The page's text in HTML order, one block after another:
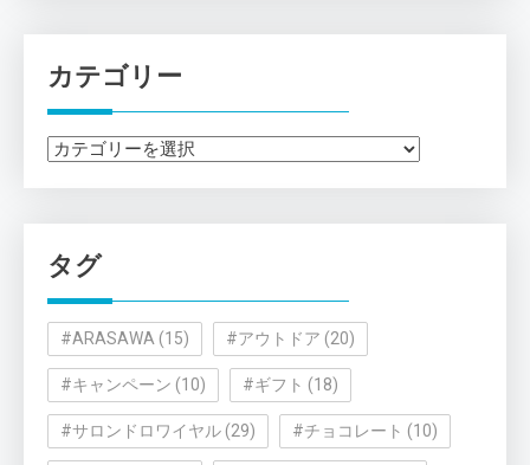
カテゴリー
カ
ー
タグ
#ARASAWA (15) #アウトドア (20)
#キャンペーン (10) #ギフト (18)
#サロンドロワイヤル (29) #チョコレート (10)